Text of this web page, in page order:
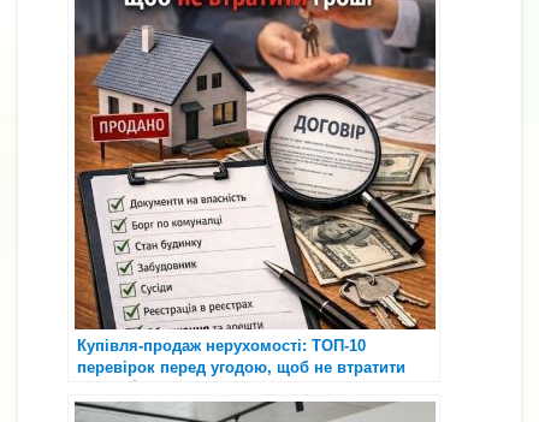
Купівля-продаж нерухомості: ТОП-10
перевірок перед угодою, щоб не втратити